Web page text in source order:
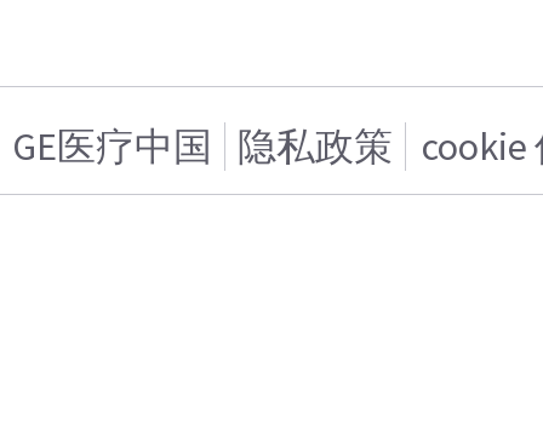
GE医疗中国 隐私政策 cookie